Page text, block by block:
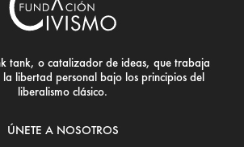
tank, o catalizador de ideas, que trabaja
la libertad personal bajo los principios del
liberalismo clásico.
ÚNETE A NOSOTROS